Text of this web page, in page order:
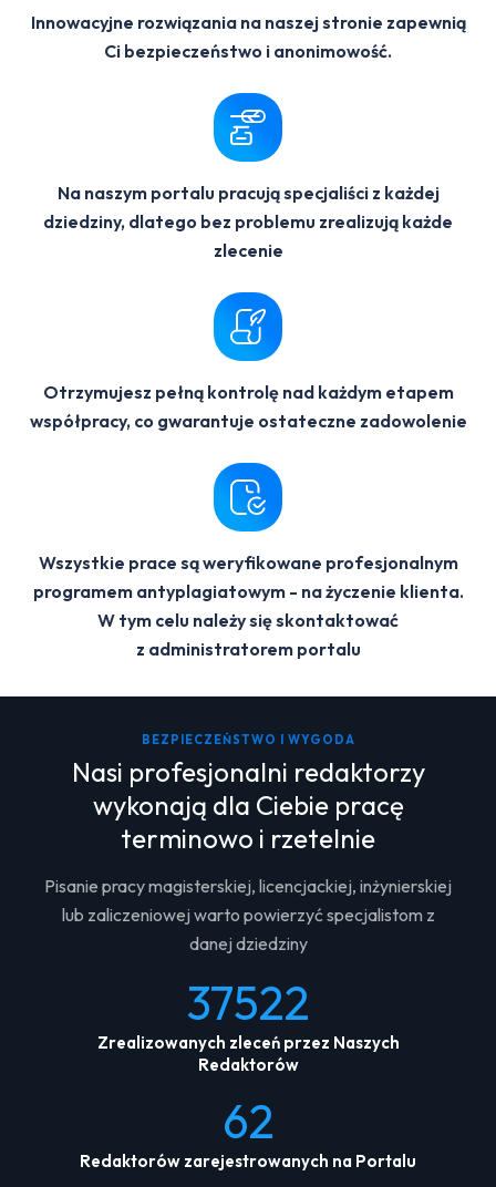
Innowacyjne rozwiązania na naszej stronie zapewnią
Ci bezpieczeństwo i anonimowość.
Na naszym portalu pracują specjaliści z każdej
dziedziny, dlatego bez problemu zrealizują każde
zlecenie
Otrzymujesz pełną kontrolę nad każdym etapem
współpracy, co gwarantuje ostateczne zadowolenie
Wszystkie prace są weryfikowane profesjonalnym
programem antyplagiatowym - na życzenie klienta.
W tym celu należy się skontaktować
z administratorem portalu
BEZPIECZEŃSTWO I WYGODA
Nasi profesjonalni redaktorzy
wykonają dla Ciebie pracę
terminowo i rzetelnie
Pisanie pracy magisterskiej, licencjackiej, inżynierskiej
lub zaliczeniowej warto powierzyć specjalistom z
danej dziedziny
37522
Zrealizowanych zleceń przez Naszych
Redaktorów
62
Redaktorów zarejestrowanych na Portalu